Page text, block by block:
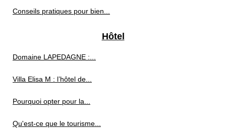
Conseils pratiques pour bien...
Hôtel
Domaine LAPEDAGNE :...
Villa Elisa M : l’hôtel de...
Pourquoi opter pour la...
Qu'est-ce que le tourisme...